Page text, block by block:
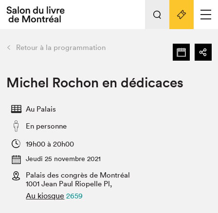
Espace exposant⋅e⋅s
Espace enseignant·e·s
L'événement
Préparer sa visite au Salon
Actualités
SLM PRO
retour Nos activités
Préparer sa visite
Salon au Palais
Projets partenaires
Liens pratiques
Retour à la programmation
Michel Rochon en dédicaces
Au Palais
En personne
19h00 à 20h00
Jeudi 25 novembre 2021
Palais des congrès de Montréal
1001 Jean Paul Riopelle Pl,
Au kiosque 2659